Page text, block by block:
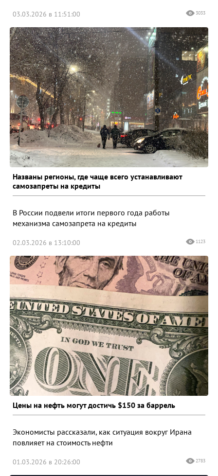
03.03.2026 в 11:51:00 3033
Названы регионы, где чаще всего устанавливают
самозапреты на кредиты
В России подвели итоги первого года работы
механизма самозапрета на кредиты
02.03.2026 в 13:10:00 1123
Цены на нефть могут достичь $150 за баррель
Экономисты рассказали, как ситуация вокруг Ирана
повлияет на стоимость нефти
01.03.2026 в 20:26:00 2783